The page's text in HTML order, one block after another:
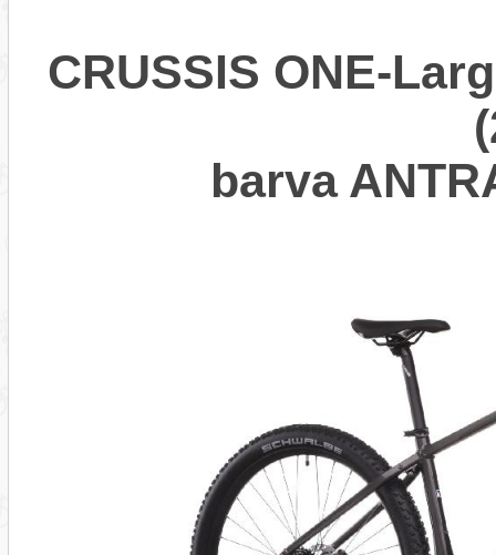
CRUSSIS ONE-
barva